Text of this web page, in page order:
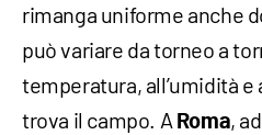
rimanga uniforme anche
può variare da torneo a
temperatura, all’umidità e
trova il campo. A Roma,